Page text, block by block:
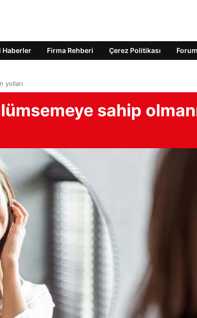
Haberler Firma Rehberi Çerez Politikası Forum
yolları
sahip